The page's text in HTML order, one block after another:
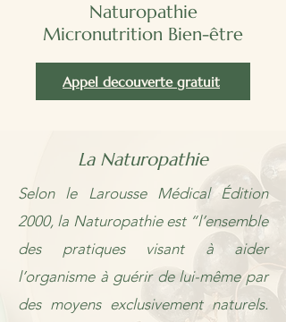
Naturopathie
Micronutrition Bien-être
Appel decouverte gratuit
La Naturopathie
Selon le Larousse Médical Édition
2000, la Naturopathie est “l’ensemble
des pratiques visant à aider
l’organisme à guérir de lui-même par
des moyens exclusivement naturels.